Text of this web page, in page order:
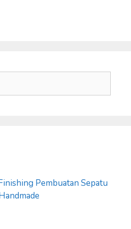
Pembuatan Sepatu